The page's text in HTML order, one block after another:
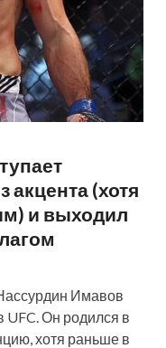
акцента (хотя
и выходил
Имавов
UFC. Он родился в
хотя раньше в